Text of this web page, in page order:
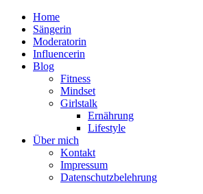
Home
Sängerin
Moderatorin
Influencerin
Blog
Fitness
Mindset
Girlstalk
Ernährung
Lifestyle
Über mich
Kontakt
Impressum
Datenschutzbelehrung